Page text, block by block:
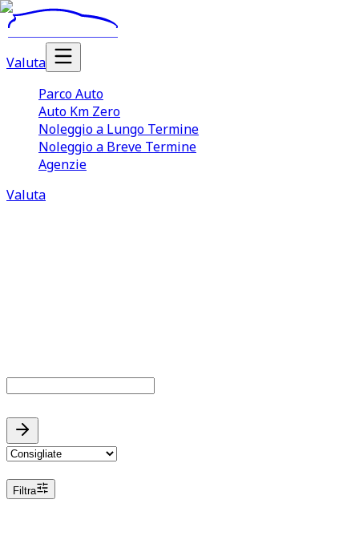
Valuta
Parco Auto
Auto Km Zero
Noleggio a Lungo Termine
Noleggio a Breve Termine
Agenzie
Valuta
Filtra